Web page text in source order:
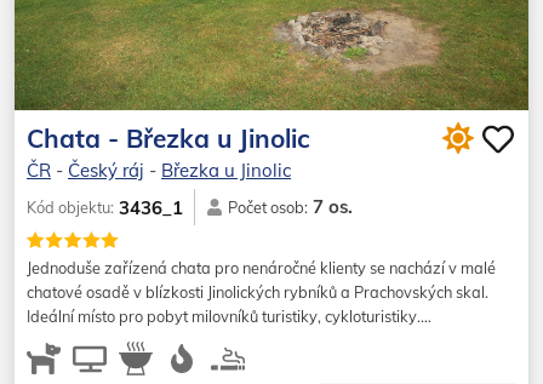
Chata - Březka u Jinolic
ČR - Český ráj - Březka u Jinolic
Kód objektu: 3436_1 Počet osob: 7 os.
Jednoduše zařízená chata pro nenáročné klienty se nachází v malé
chatové osadě v blízkosti Jinolických rybníků a Prachovských skal.
Ideální místo pro pobyt milovníků turistiky, cykloturistiky.…